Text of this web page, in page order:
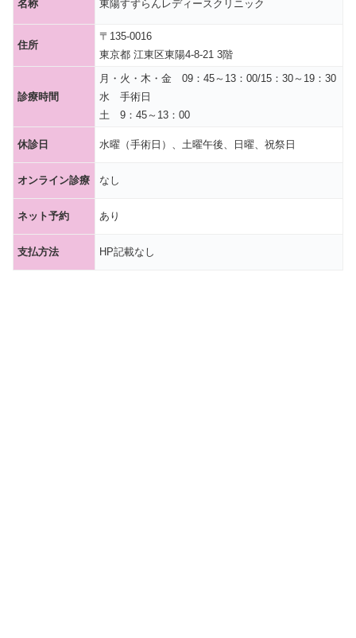
名称 東陽すずらんレディースクリニック
住所
〒135-0016
東京都 江東区東陽4-8-21 3階
診療時間
月・火・木・金 09：45～13：00/15：30～19：30
水 手術日
土 9：45～13：00
休診日 水曜（手術日）、土曜午後、日曜、祝祭日
オンライン診療 なし
ネット予約 あり
支払方法 HP記載なし